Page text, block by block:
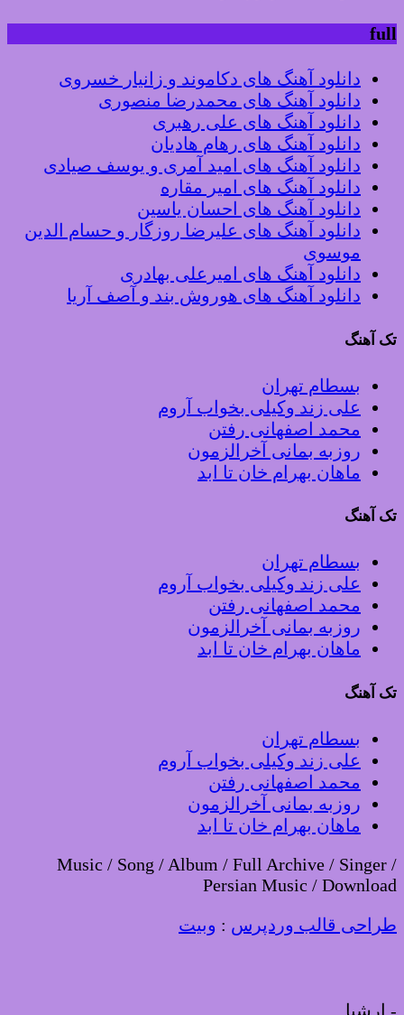
full
دانلود آهنگ های دکاموند و زانیار خسروی
دانلود آهنگ های محمدرضا منصوری
دانلود آهنگ های علی رهبری
دانلود آهنگ های رهام هادیان
دانلود آهنگ های امید آمری و یوسف صیادی
دانلود آهنگ های امیر مقاره
دانلود آهنگ های احسان یاسین
دانلود آهنگ های علیرضا روزگار و حسام الدین
موسوی
دانلود آهنگ های امیرعلی بهادری
دانلود آهنگ های هوروش بند و آصف آریا
تک آهنگ
بسطام تهران
علی زند وکیلی بخواب آروم
محمد اصفهانی رفتن
روزبه بمانی آخرالزمون
ماهان بهرام خان تا ابد
تک آهنگ
بسطام تهران
علی زند وکیلی بخواب آروم
محمد اصفهانی رفتن
روزبه بمانی آخرالزمون
ماهان بهرام خان تا ابد
تک آهنگ
بسطام تهران
علی زند وکیلی بخواب آروم
محمد اصفهانی رفتن
روزبه بمانی آخرالزمون
ماهان بهرام خان تا ابد
Music / Song / Album / Full Archive / Singer /
Persian Music / Download
طراحی قالب وردپرس : وبیت
- ارشیا